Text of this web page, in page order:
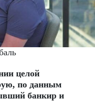
целой
по данным
банкир и